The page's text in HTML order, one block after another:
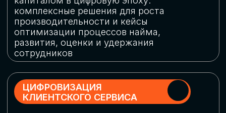
СКАЧАТЬ
ПРОГРАММУ
КОНФЕРЕНЦИИ
Оставьте заявку, мы направим вам
программу конференции
СКАЧАТЬ ПРОГРАММУ